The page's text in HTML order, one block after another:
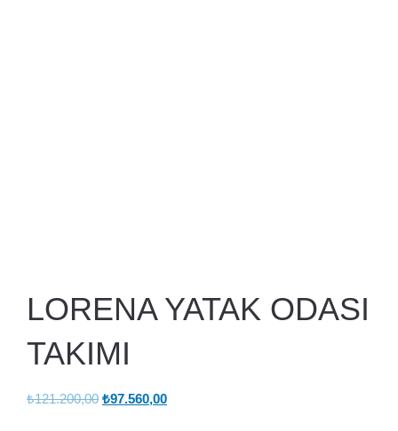
LORENA YATAK ODASI
TAKIMI
₺121.200,00 Orijinal
₺97.560,00Şu